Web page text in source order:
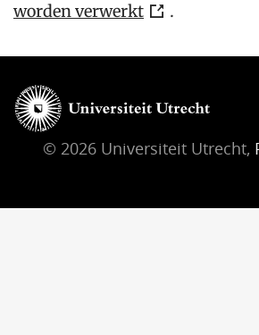
worden verwerkt
.
© 2026 Universiteit Utrecht,